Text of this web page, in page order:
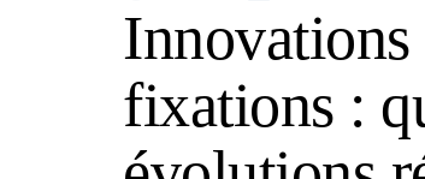
Innovations
fixations :